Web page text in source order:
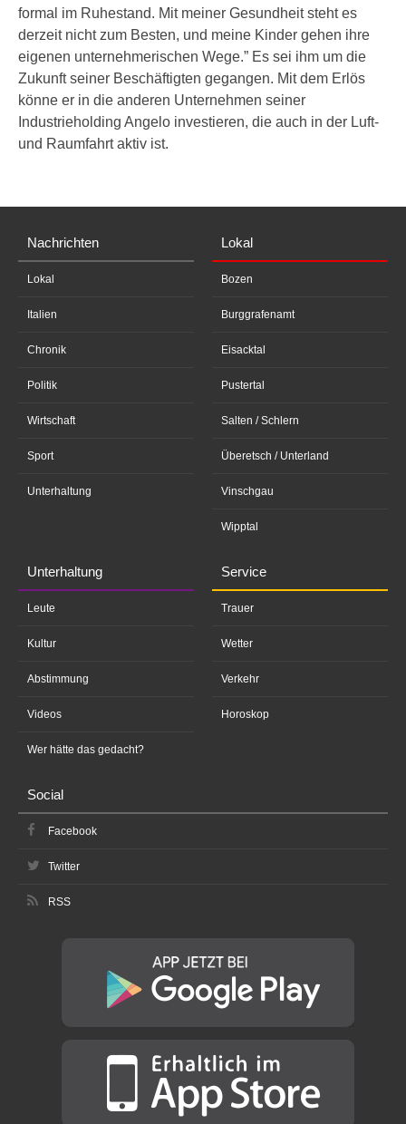
formal im Ruhestand. Mit meiner Gesundheit steht es
derzeit nicht zum Besten, und meine Kinder gehen ihre
eigenen unternehmerischen Wege.” Es sei ihm um die
Zukunft seiner Beschäftigten gegangen. Mit dem Erlös
könne er in die anderen Unternehmen seiner
Industrieholding Angelo investieren, die auch in der Luft-
und Raumfahrt aktiv ist.
Nachrichten
Lokal
Italien
Chronik
Politik
Wirtschaft
Sport
Unterhaltung
Lokal
Bozen
Burggrafenamt
Eisacktal
Pustertal
Salten / Schlern
Überetsch / Unterland
Vinschgau
Wipptal
Unterhaltung
Leute
Kultur
Abstimmung
Videos
Wer hätte das gedacht?
Service
Trauer
Wetter
Verkehr
Horoskop
Social
Facebook
Twitter
RSS